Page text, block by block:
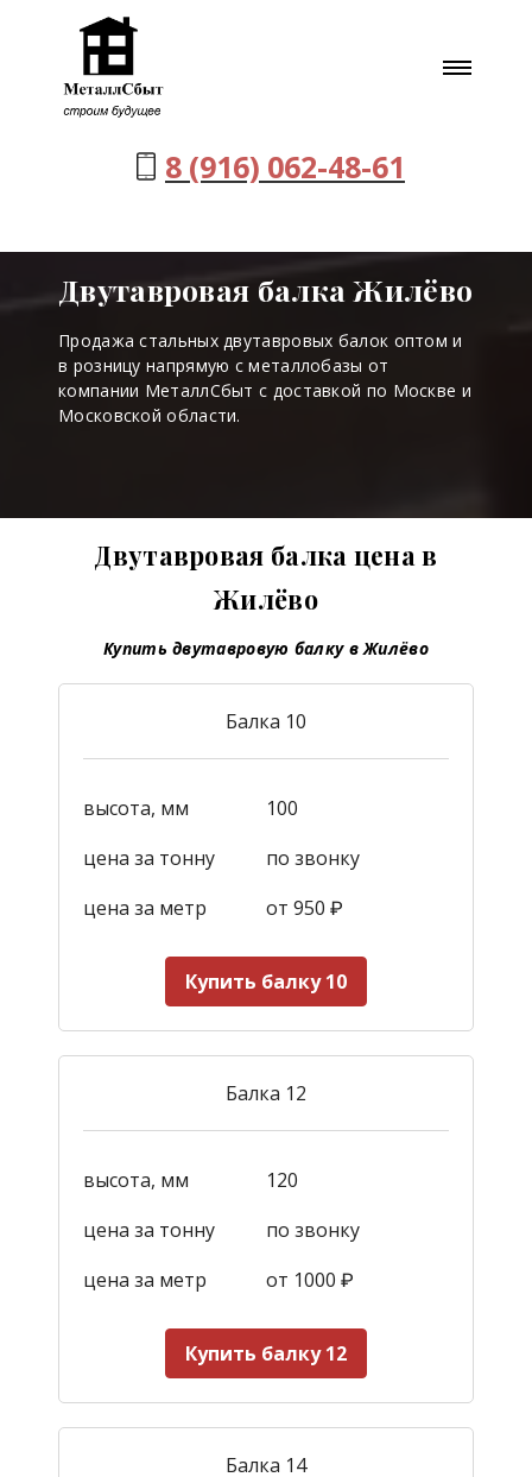
8 (916) 062-48-61
Двутавровая балка Жилёво
Продажа стальных двутавровых балок оптом и
в розницу напрямую с металлобазы от
компании МеталлСбыт с доставкой по Москве и
Московской области.
Двутавровая балка цена в
Жилёво
Купить двутавровую балку в Жилёво
Балка 10
высота, мм
100
цена за тонну
по звонку
цена за метр
от 950 ₽
Купить балку 10
Балка 12
высота, мм
120
цена за тонну
по звонку
цена за метр
от 1000 ₽
Купить балку 12
Балка 14